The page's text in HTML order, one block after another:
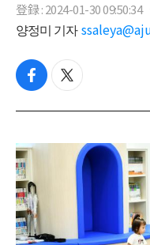
登録 : 2024-01-30 09:50:34
양정미 기자
f
c
b
o
k
t
i
t